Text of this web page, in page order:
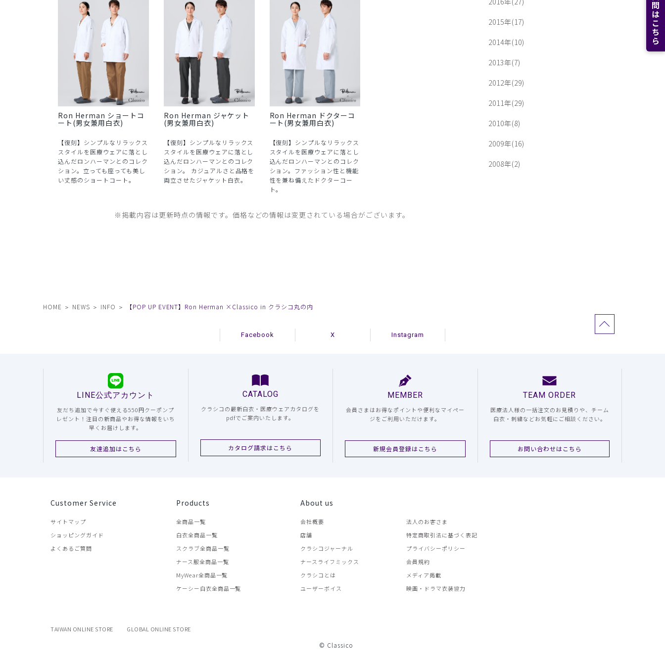
Ron Herman ショートコ
ート(男女兼用白衣)
【復刻】シンプルなリラックス
スタイルを医療ウェアに落とし
込んだロンハーマンとのコレク
ション。立っても座っても美し
い丈感のショートコート。
Ron Herman ジャケット
(男女兼用白衣)
【復刻】シンプルなリラックス
スタイルを医療ウェアに落とし
込んだロンハーマンとのコレク
ション。 カジュアルさと品格を
両立させたジャケット白衣。
Ron Herman ドクターコ
ート(男女兼用白衣)
【復刻】シンプルなリラックス
スタイルを医療ウェアに落とし
込んだロンハーマンとのコレク
ション。ファッション性と機能
性を兼ね備えたドクターコー
ト。
※掲載内容は更新時点の情報です。価格などの情報は変更されている場合がございます。
2015年(17)
2014年(10)
2013年(7)
2012年(29)
2011年(29)
2010年(8)
2009年(16)
2008年(2)
HOME NEWS INFO 【POP UP EVENT】Ron Herman ×Classico in クラシコ丸の内
Facebook X Instagram
LINE公式アカウント
友だち追加で今すぐ使える550円クーポンプ
レゼント！注目の新商品やお得な情報をいち
早くお届けします。
友達追加はこちら
CATALOG
クラシコの最新白衣・医療ウェアカタログを
pdfでご案内いたします。
カタログ請求はこちら
MEMBER
会員さまはお得なポイントや便利なマイペー
ジをご利用いただけます。
新規会員登録はこちら
TEAM ORDER
医療法人様の一括注文のお見積りや、チーム
白衣・刺繍などお気軽にご相談ください。
お問い合わせはこちら
Customer Service
サイトマップ
ショッピングガイド
よくあるご質問
Products
全商品一覧
白衣全商品一覧
スクラブ全商品一覧
ナース服全商品一覧
MyWear全商品一覧
ケーシー白衣全商品一覧
About us
会社概要
店舗
クラシコジャーナル
ナースライフミックス
クラシコとは
ユーザーボイス
法人のお客さま
特定商取引法に基づく表記
プライバシーポリシー
会員規約
メディア掲載
映画・ドラマ衣装協力
TAIWAN ONLINE STORE GLOBAL ONLINE STORE
© Classico